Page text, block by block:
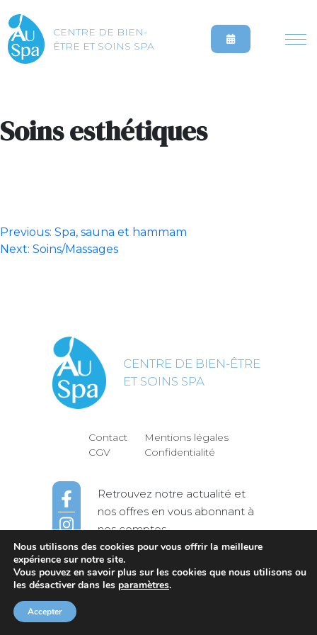
CENTRE DE BIEN-
ÊTRE ET SOINS SPA
Soins esthétiques
Navigation
Previous: Spa, sauna et hammam
Next: Soins/Massages
CENTRE DE BIEN-ÊTRE
ET SOINS SPA
Contact
CGV
Mentions légales
Confidentialité
Retrouvez notre actualité et
nos offres en vous abonnant à
nos comptes
© AuSpa | Soins & Massages à La Rochelle
Nous utilisons des cookies pour vous offrir la meilleure
expérience sur notre site.
Vous pouvez en savoir plus sur les cookies que nous utilisons ou
les désactiver dans les paramètres.
Accepter